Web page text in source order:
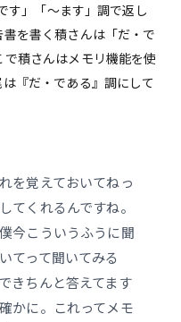
す」「〜ます」調で返し
を書く積さんは「だ・で
積さんはメモリ機能を使
『だ・である』調にして
を覚えておいてねっ
てくれるんですね。
今こういうふうに聞
てって聞いてみる
きちんと答えてます
かに。これってメモ